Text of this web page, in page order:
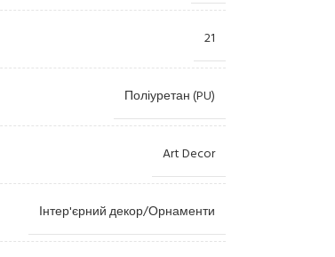
Консолі
Колони
21
Поліуретан (PU)
Art Decor
Інтер'єрний декор/Орнаменти